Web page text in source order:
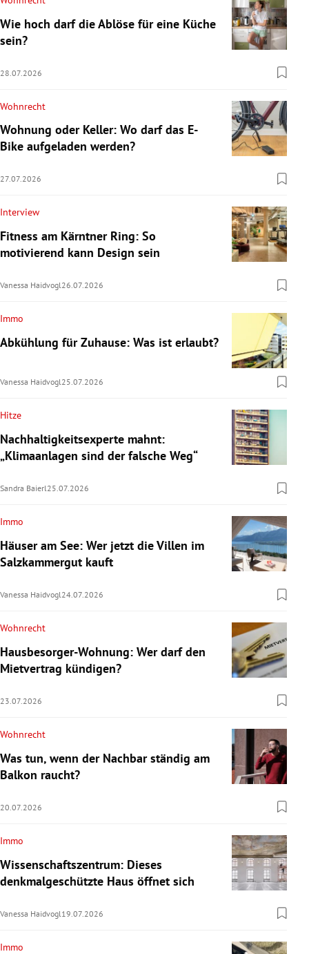
Wie hoch darf die Ablöse für eine Küche
sein?
28.07.2026
Wohnrecht
Wohnung oder Keller: Wo darf das E-
Bike aufgeladen werden?
27.07.2026
Interview
Fitness am Kärntner Ring: So
motivierend kann Design sein
Vanessa Haidvogl26.07.2026
Immo
Abkühlung für Zuhause: Was ist erlaubt?
Vanessa Haidvogl25.07.2026
Hitze
Nachhaltigkeitsexperte mahnt:
„Klimaanlagen sind der falsche Weg“
Sandra Baierl25.07.2026
Immo
Häuser am See: Wer jetzt die Villen im
Salzkammergut kauft
Vanessa Haidvogl24.07.2026
Wohnrecht
Hausbesorger-Wohnung: Wer darf den
Mietvertrag kündigen?
23.07.2026
Wohnrecht
Was tun, wenn der Nachbar ständig am
Balkon raucht?
20.07.2026
Immo
Wissenschaftszentrum: Dieses
denkmalgeschützte Haus öffnet sich
Vanessa Haidvogl 19.07.2026
Immo